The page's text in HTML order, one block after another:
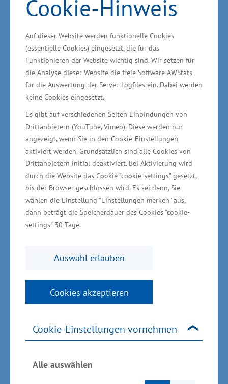
Cookie-Hinweis
Auf dieser Website werden funktionelle Cookies
(essentielle Cookies) eingesetzt, die für das
Funktionieren der Website wichtig sind. Wir setzen für
die Analyse dieser Website die freie Software AWStats
für die Auswertung der Server-Logfiles ein. Dabei werden
keine Cookies eingesetzt.
Es gibt auf verschiedenen Seiten Einbindungen von
Drittanbietern (YouTube, Vimeo). Diese werden nur
angezeigt, wenn Sie in den Cookie-Einstellungen
aktiviert werden. Grundsätzlich sind alle Cookies von
Drittanbietern initial deaktiviert. Bei Aktivierung wird
durch die Website das Cookie "cookie-settings" gesetzt,
bis der Browser geschlossen wird. Es sei denn, Sie
wählen die Einstellung "Einstellungen merken" aus,
dann beträgt die Speicherdauer des Cookies "cookie-
settings" 30 Tage.
Auswahl erlauben
Cookies akzeptieren
Cookie-Einstellungen vornehmen
Alle auswählen
wettbewerbsfähige Produkte, Dienstleistungen
Zukunftschancen sehen wir auf den
Wachstumsmärkten in den Bereichen
Gesundheit, Maschinenbau, Informations- und
Kommunikationstechnologie, Energie, Mobilität
und Ernährung.“ In 2013 gab es nach Angaben
des Instituts für Mittelstandsforschung in Bonn
(IfM Bonn) 5.046 gewerbliche
Existenzgründungen (2012: 4.921).
Unternehmensnachfolgen und
Schülerfirmen im Blick
Unterstützt werden als besondere Form der
Unternehmensnachfolgen. „Viele gesunde
Übernahme durch eine
Unternehmensnachfolge eines bereits
dass man auf das langjährige Know-how der
bestehende Kontakte aufbauen kann“, betonte